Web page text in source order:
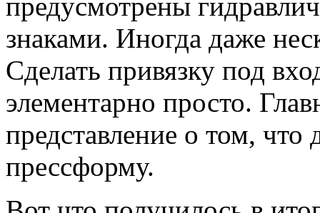
знаками. Иногда даже
Сделать привязку под
элементарно просто.
представление о том,
прессформу.